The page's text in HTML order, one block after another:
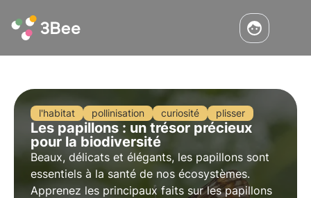
l'habitat pollinisation curiosité plisser
Les papillons : un trésor précieux
pour la biodiversité
Beaux, délicats et élégants, les papillons sont
essentiels à la santé de nos écosystèmes.
Apprenez les principaux faits sur les papillons